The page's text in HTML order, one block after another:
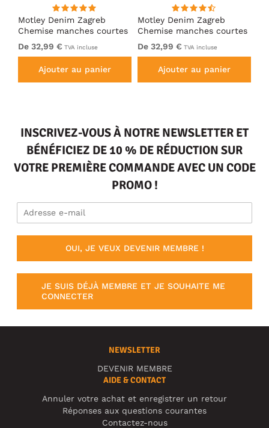
Motley Denim Zagreb
Chemise manches courtes
Noir
De 32,99 € TVA incluse
Ajouter au panier
Motley Denim Zagreb
Chemise manches courtes
Anthracite
De 32,99 € TVA incluse
Ajouter au panier
INSCRIVEZ-VOUS À NOTRE NEWSLETTER ET
BÉNÉFICIEZ DE 10 % DE RÉDUCTION SUR
VOTRE PREMIÈRE COMMANDE AVEC UN CODE
PROMO !
OUI, JE VEUX DEVENIR MEMBRE !
JE SUIS DÉJÀ MEMBRE ET JE SOUHAITE ME
CONNECTER
NEWSLETTER
DEVENIR MEMBRE
AIDE & CONTACT
Annuler votre achat et enregistrer un retour
Réponses aux questions courantes
Contactez-nous